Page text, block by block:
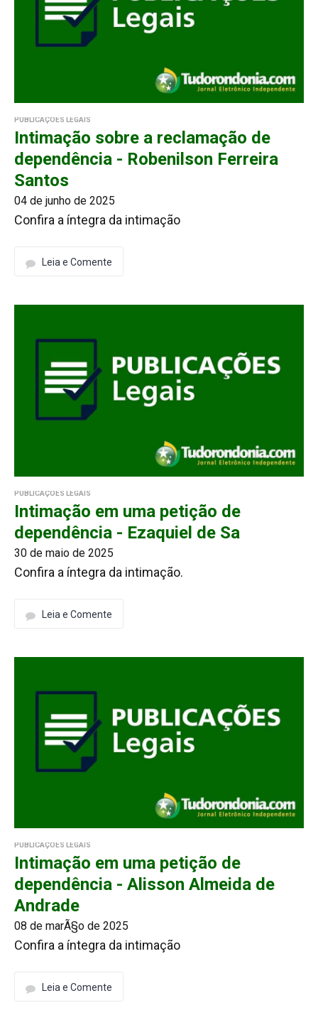
PUBLICAÇÕES LEGAIS
Intimação sobre a reclamação de
dependência - Robenilson Ferreira
Santos
04 de junho de 2025
Confira a íntegra da intimação
Leia e Comente
PUBLICAÇÕES LEGAIS
Intimação em uma petição de
dependência - Ezaquiel de Sa
30 de maio de 2025
Confira a íntegra da intimação.
Leia e Comente
PUBLICAÇÕES LEGAIS
Intimação em uma petição de
dependência - Alisson Almeida de
Andrade
08 de marÃ§o de 2025
Confira a íntegra da intimação
Leia e Comente